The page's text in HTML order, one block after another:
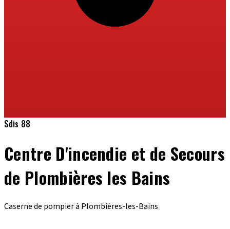
Sdis 88
Centre D'incendie et de Secours
de Plombières les Bains
Caserne de pompier à Plombières-les-Bains